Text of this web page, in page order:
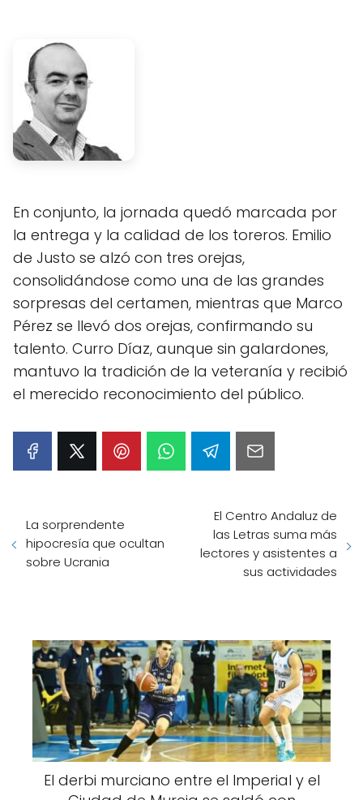
En conjunto, la jornada quedó marcada por
la entrega y la calidad de los toreros. Emilio
de Justo se alzó con tres orejas,
consolidándose como una de las grandes
sorpresas del certamen, mientras que Marco
Pérez se llevó dos orejas, confirmando su
talento. Curro Díaz, aunque sin galardones,
mantuvo la tradición de la veteranía y recibió
el merecido reconocimiento del público.
La sorprendente
hipocresía que ocultan
sobre Ucrania
El Centro Andaluz de
las Letras suma más
lectores y asistentes a
sus actividades
El derbi murciano entre el Imperial y el